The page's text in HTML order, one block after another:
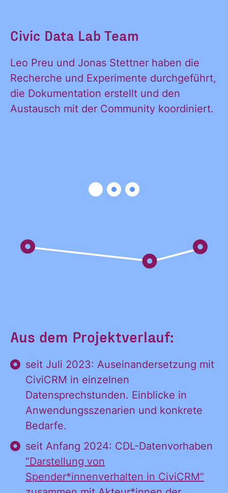
Civic Data Lab Team
Leo Preu und Jonas Stettner haben die
Recherche und Experimente durchgeführt,
die Dokumentation erstellt und den
Austausch mit der Community koordiniert.
Aus dem Projektverlauf:
seit Juli 2023: Auseinandersetzung mit
CiviCRM in einzelnen
Datensprechstunden. Einblicke in
Anwendungsszenarien und konkrete
Bedarfe.
seit Anfang 2024: CDL-Datenvorhaben
“Darstellung von
Spender*innenverhalten in CiviCRM”